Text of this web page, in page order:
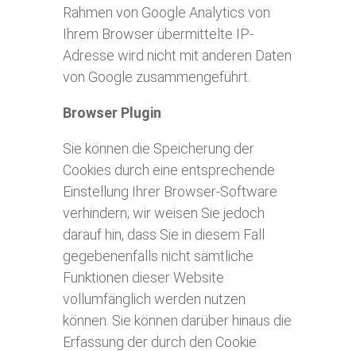
Rahmen von Google Analytics von
Ihrem Browser übermittelte IP-
Adresse wird nicht mit anderen Daten
von Google zusammengeführt.
Browser Plugin
Sie können die Speicherung der
Cookies durch eine entsprechende
Einstellung Ihrer Browser-Software
verhindern; wir weisen Sie jedoch
darauf hin, dass Sie in diesem Fall
gegebenenfalls nicht sämtliche
Funktionen dieser Website
vollumfänglich werden nutzen
können. Sie können darüber hinaus die
Erfassung der durch den Cookie